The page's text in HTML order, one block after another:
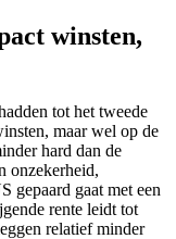
winsten,
tot het tweede
maar wel op de
hard dan de
onzekerheid,
gepaard gaat met een
rente leidt tot
relatief minder